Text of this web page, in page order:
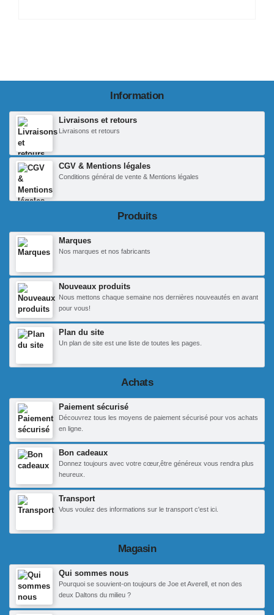
Information
Livraisons et retours
Livraisons et retours
CGV & Mentions légales
Conditions général de vente & Mentions légales
Produits
Marques
Nos marques et nos fabricants
Nouveaux produits
Nous mettons chaque semaine nos dernières nouveautés en avant
pour vous!
Plan du site
Un plan de site est une liste de toutes les pages.
Achats
Paiement sécurisé
Découvrez tous les moyens de paiement sécurisé pour vos achats
en ligne.
Bon cadeaux
Donnez toujours avec votre cœur,être généreux vous rendra plus
heureux.
Transport
Vous voulez des informations sur le transport c'est ici.
Magasin
Qui sommes nous
Pourquoi se souvient-on toujours de Joe et Averell, et non des
deux Daltons du milieu ?